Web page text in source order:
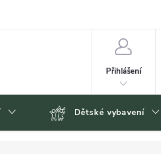
Přihlášení
Dětské vybavení